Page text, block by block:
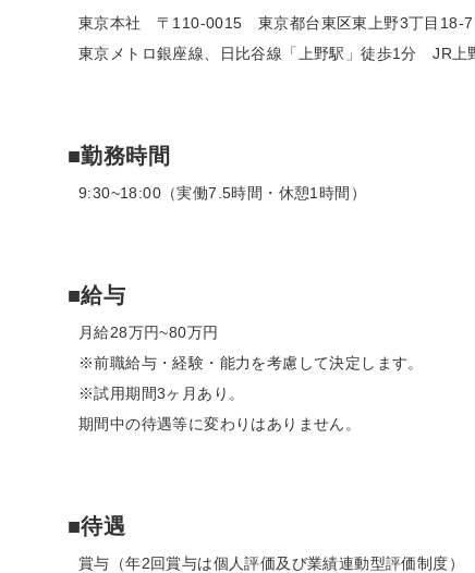
東京本社 〒110-0015 東京都台東区東上野3丁目18-
東京メトロ銀座線、日比谷線「上野駅」徒歩1分 JR上
■勤務時間
9:30~18:00（実働7.5時間・休憩1時間）
■給与
月給28万円~80万円
※前職給与・経験・能力を考慮して決定します。
※試用期間3ヶ月あり。
期間中の待遇等に変わりはありません。
■待遇
賞与（年2回賞与は個人評価及び業績連動型評価制度）